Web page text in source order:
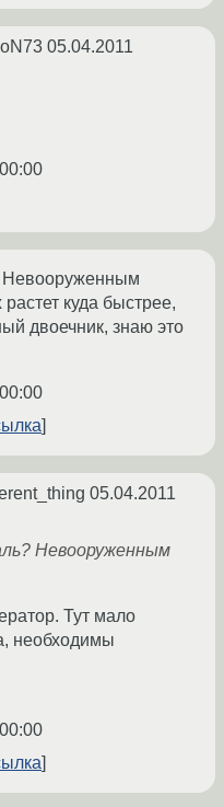
05.04.2011
Невооруженным
куда быстрее,
двоечник, знаю это
05.04.2011
Невооруженным
Тут мало
необходимы